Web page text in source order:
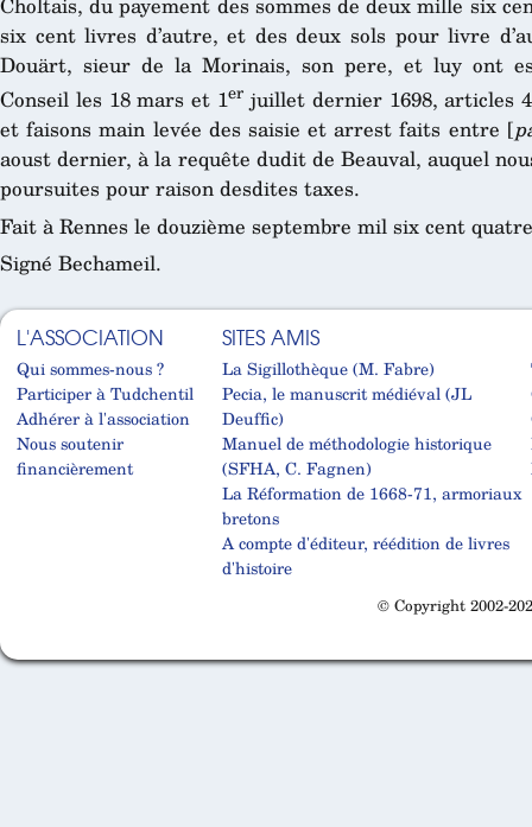
six cent livres d’autre, et des deux sols pour livre
Douärt, sieur de la Morinais, son pere, et luy ont
Conseil les 18 mars et 1er juillet dernier 1698, articles
et faisons main levée des saisie et arrest faits entre [
aoust dernier, à la requête dudit de Beauval, auquel
poursuites pour raison desdites taxes.
Fait à Rennes le douzième septembre mil six cent
Signé Bechameil.
L'ASSOCIATION
Qui sommes-nous ?
Participer à Tudchentil
Adhérer à l'association
Nous soutenir
financièrement
SITES AMIS
La Sigillothèque (M. Fabre)
Pecia, le manuscrit médiéval (JL
Deuffic)
Manuel de méthodologie historique
(SFHA, C. Fagnen)
La Réformation de 1668-71, armoriaux
bretons
A compte d'éditeur, réédition de livres
d'histoire
© Copyright 2002-